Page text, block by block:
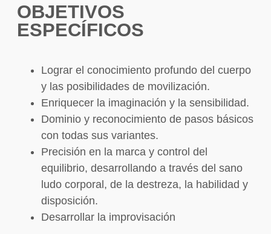
OBJETIVOS
ESPECÍFICOS
Lograr el conocimiento profundo del cuerpo
y las posibilidades de movilización.
Enriquecer la imaginación y la sensibilidad.
Dominio y reconocimiento de pasos básicos
con todas sus variantes.
Precisión en la marca y control del
equilibrio, desarrollando a través del sano
ludo corporal, de la destreza, la habilidad y
disposición.
Desarrollar la improvisación